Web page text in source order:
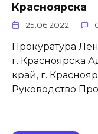
Красноярска
25.06.2022
Прокуратура
г. Красноярска
край, г.
Руководство